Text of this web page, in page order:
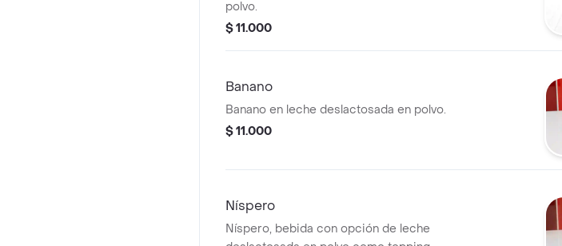
polvo.
$ 11.000
Banano
Banano en leche deslactosada en polvo.
$ 11.000
Níspero
Níspero, bebida con opción de leche